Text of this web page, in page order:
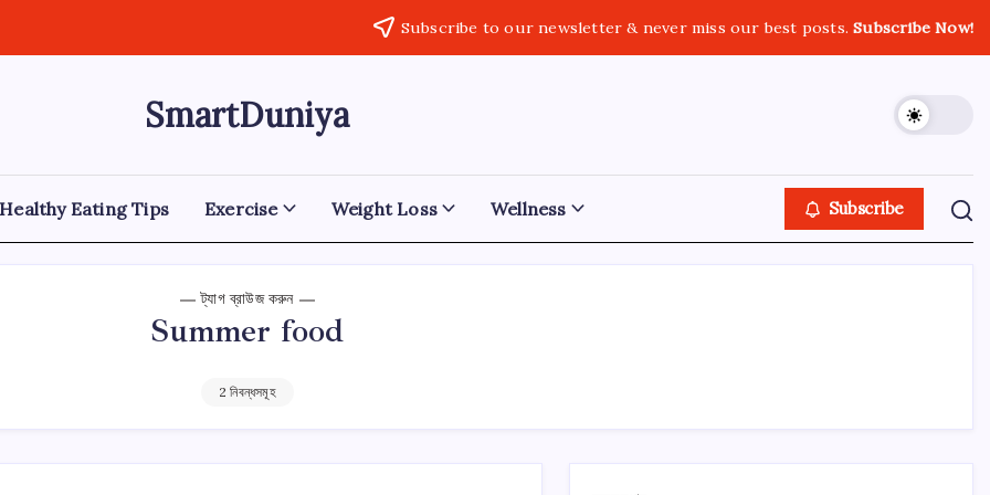
Subscribe to our newsletter & never miss our best posts.Subscribe Now!
SmartDuniya
Be
Happy
Life
with
health
tips.
Healthy Eating Tips Exercise Weight Loss Wellness Subscribe
ট্যাগ ব্রাউজ করুন
Summer food
2 নিবন্ধসমূহ